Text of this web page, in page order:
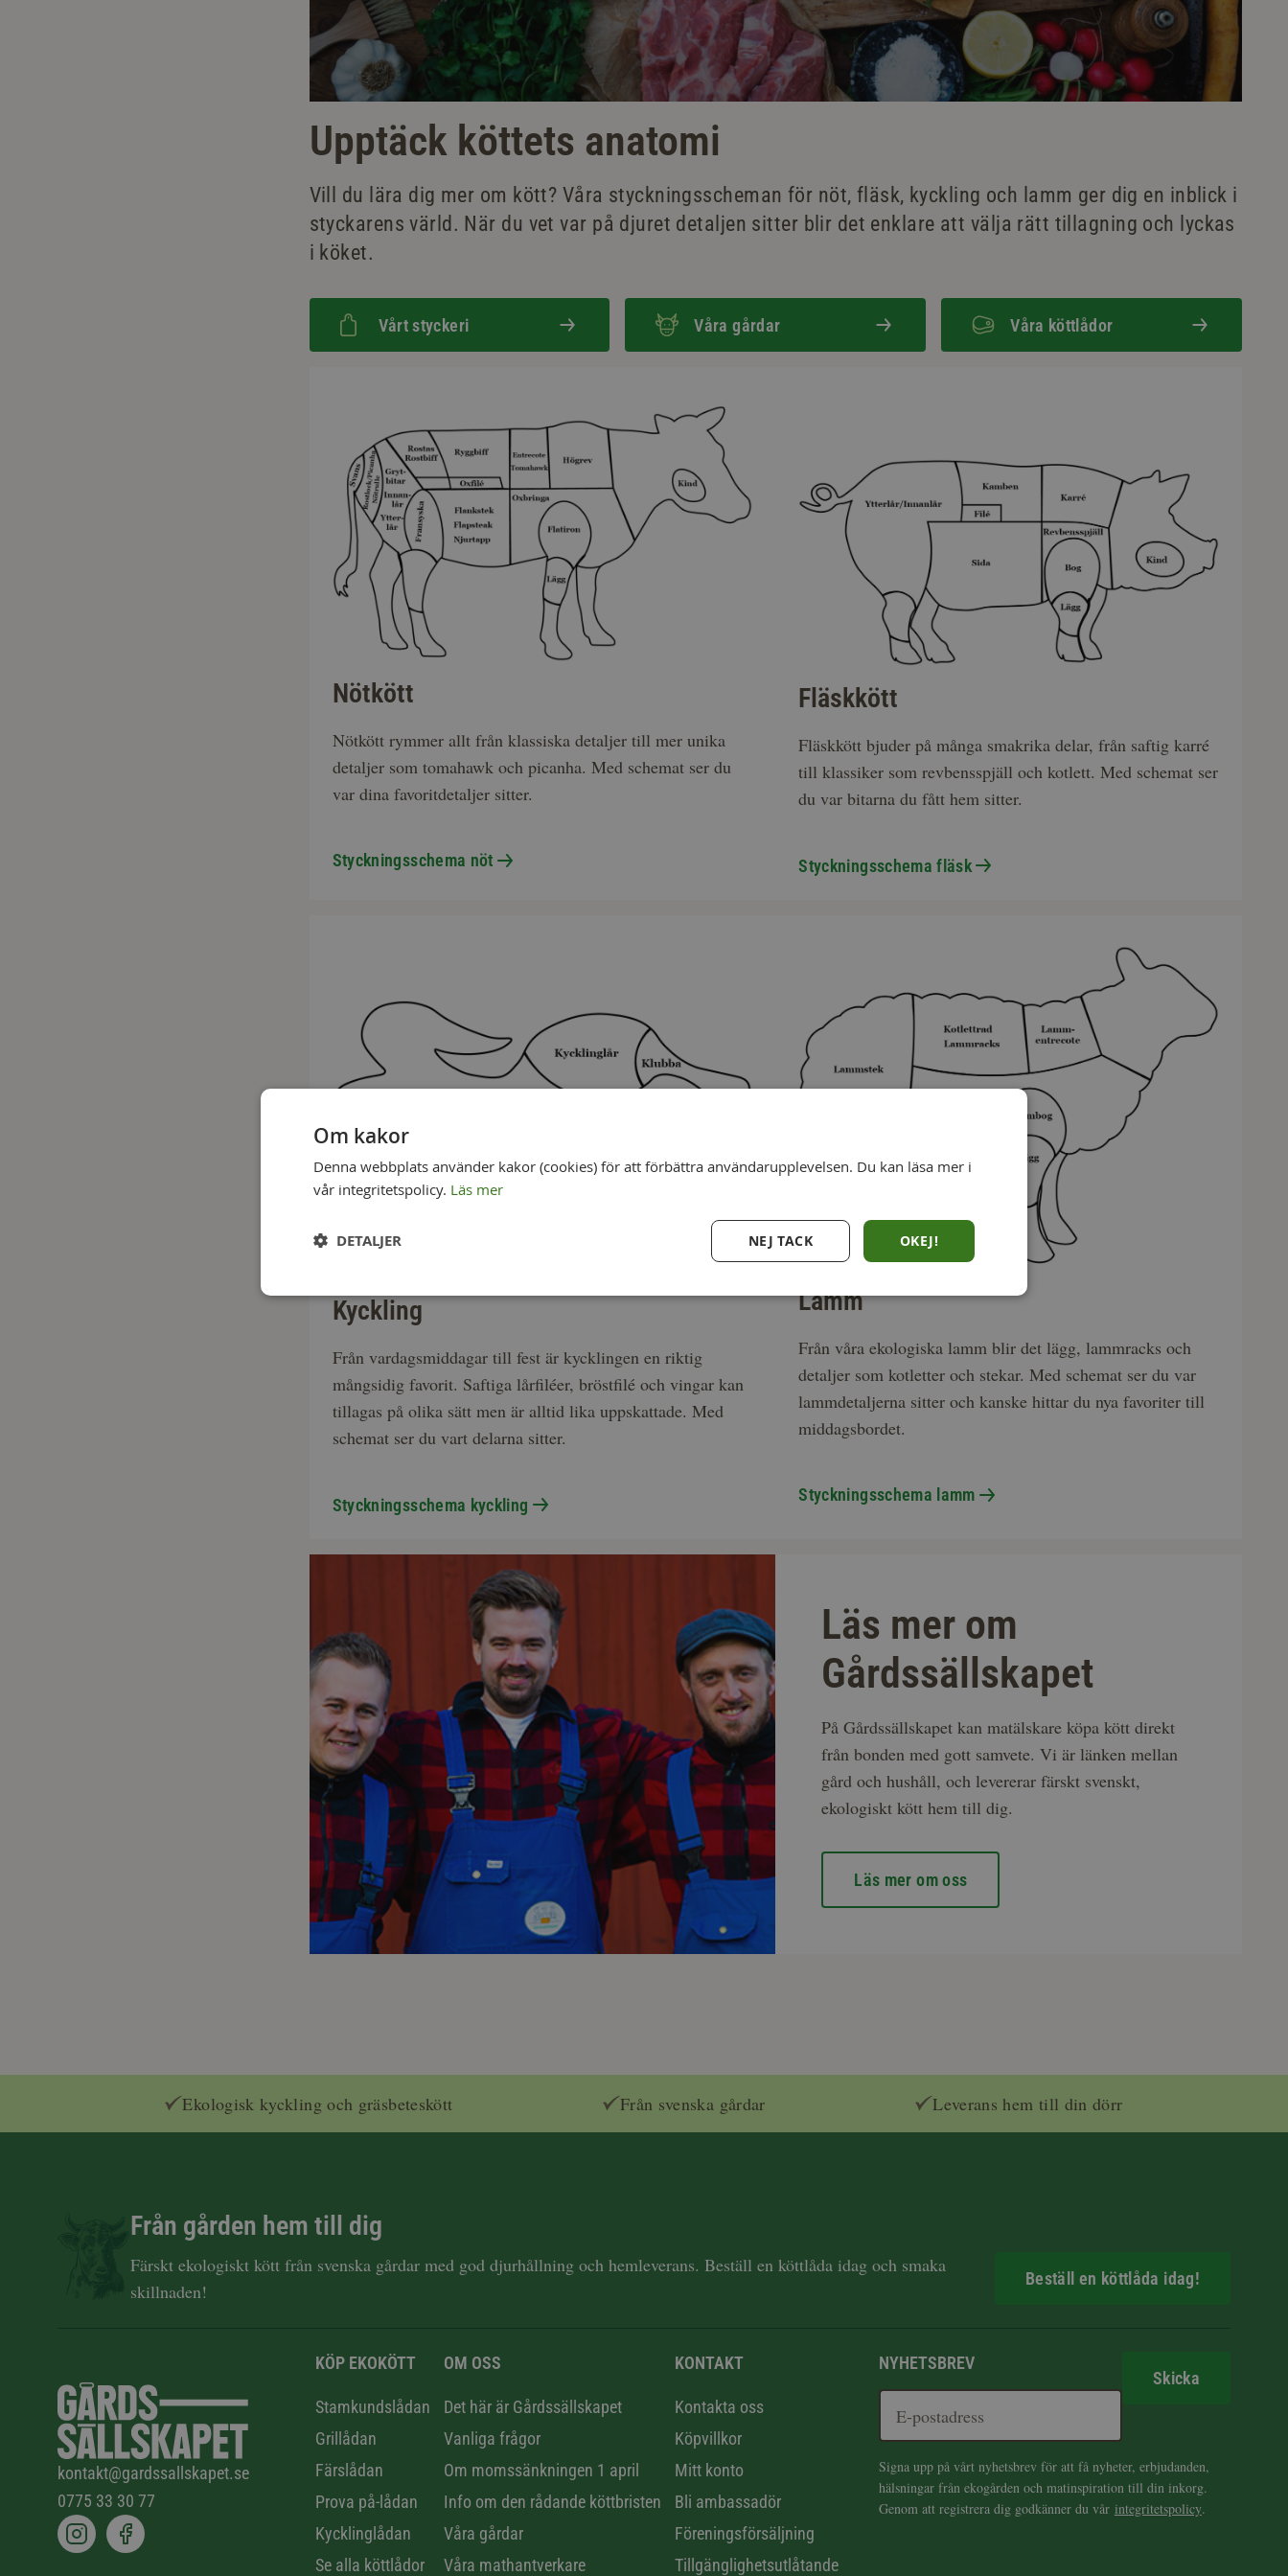
Upptäck köttets anatomi
Vill du lära dig mer om kött? Våra styckningsscheman för nöt, fläsk, kyckling och lamm ger dig en inblick i
styckarens värld. När du vet var på djuret detaljen sitter blir det enklare att välja rätt tillagning och lyckas
i köket.
Vårt styckeri Våra gårdar Våra köttlådor
Nötkött
Nötkött rymmer allt från klassiska detaljer till mer unika
detaljer som tomahawk och picanha. Med schemat ser du
var dina favoritdetaljer sitter.
Styckningsschema nöt
Fläskkött
Fläskkött bjuder på många smakrika delar, från saftig karré
till klassiker som revbensspjäll och kotlett. Med schemat ser
du var bitarna du fått hem sitter.
Styckningsschema fläsk
Kyckling
Från vardagsmiddagar till fest är kycklingen en riktig
mångsidig favorit. Saftiga lårfiléer, bröstfilé och vingar kan
tillagas på olika sätt men är alltid lika uppskattade. Med
schemat ser du vart delarna sitter.
Styckningsschema kyckling
Lamm
Från våra ekologiska lamm blir det lägg, lammracks och
detaljer som kotletter och stekar. Med schemat ser du var
lammdetaljerna sitter och kanske hittar du nya favoriter till
middagsbordet.
Styckningsschema lamm
Läs mer om
Gårdssällskapet
På Gårdssällskapet kan matälskare köpa kött direkt
från bonden med gott samvete. Vi är länken mellan
gård och hushåll, och levererar färskt svenskt,
ekologiskt kött hem till dig.
Läs mer om oss
Ekologisk kyckling och gräsbeteskött Från svenska gårdar Leverans hem till din dörr
Från gården hem till dig
Färskt ekologiskt kött från svenska gårdar med god djurhållning och hemleverans. Beställ en köttlåda idag och smaka
skillnaden!
Beställ en köttlåda idag!
kontakt@gardssallskapet.se
0775 33 30 77
KÖP EKOKÖTT
Stamkundslådan
Grillådan
Färslådan
Prova på-lådan
Kycklinglådan
Se alla köttlådor
OM OSS
Det här är Gårdssällskapet
Vanliga frågor
Om momssänkningen 1 april
Info om den rådande köttbristen
Våra gårdar
Våra mathantverkare
KONTAKT
Kontakta oss
Köpvillkor
Mitt konto
Bli ambassadör
Föreningsförsäljning
Tillgänglighetsutlåtande
NYHETSBREV
Skicka
Signa upp på vårt nyhetsbrev för att få nyheter, erbjudanden,
hälsningar från ekogården och matinspiration till din inkorg.
Genom att registrera dig godkänner du vår integritetspolicy.
Om kakor
Denna webbplats använder kakor (cookies) för att förbättra användarupplevelsen. Du kan läsa mer i
vår integritetspolicy. Läs mer
OKEJ!
NEJ TACK
DETALJER